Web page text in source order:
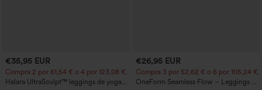
€35,95 EUR
Compra 2 por 61,54 € o 4 por 123,08 €.
Halara UltraSculpt™ leggings de yoga
€26,95 EUR
Compra 3 por 52,62 € o 6 por 105,24 €.
OneForm Seamless Flow – Leggings de